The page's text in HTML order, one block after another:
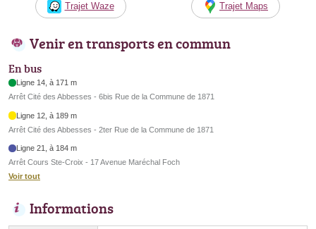
Trajet Waze Trajet Maps
Venir en transports en commun
En bus
Ligne 14, à 171 m
Arrêt Cité des Abbesses - 6bis Rue de la Commune de 1871
Ligne 12, à 189 m
Arrêt Cité des Abbesses - 2ter Rue de la Commune de 1871
Ligne 21, à 184 m
Arrêt Cours Ste-Croix - 17 Avenue Maréchal Foch
Voir tout
Informations